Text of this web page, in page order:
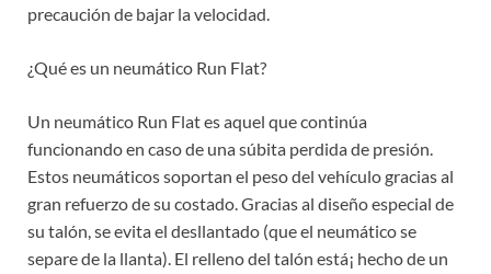
precaución de bajar la velocidad.
¿Qué es un neumático Run Flat?
Un neumático Run Flat es aquel que continúa
funcionando en caso de una súbita perdida de presión.
Estos neumáticos soportan el peso del vehículo gracias al
gran refuerzo de su costado. Gracias al diseño especial de
su talón, se evita el desllantado (que el neumático se
separe de la llanta). El relleno del talón está¡ hecho de un